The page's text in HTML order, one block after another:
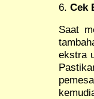
6. Cek
Saat
ekstra